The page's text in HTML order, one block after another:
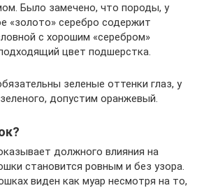
Было замечено, что породы, у
«золото» серебро содержит
с хорошим «серебром»
цвет подшерстка.
зеленые оттенки глаз, у
допустим оранжевый.
должного влияния на
становится ровным и без узора.
виден как муар несмотря на то,